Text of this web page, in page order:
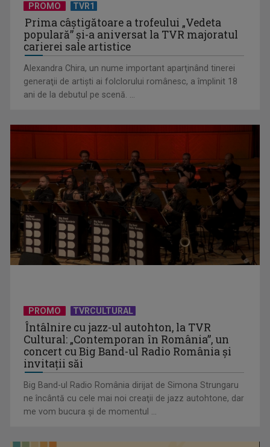
PROMO TVR1
Prima câştigătoare a trofeului „Vedeta
populară” şi-a aniversat la TVR majoratul
carierei sale artistice
Alexandra Chira, un nume important aparţinând tinerei
generaţii de artişti ai folclorului românesc, a împlinit 18
ani de la debutul pe scenă. ...
PROMO TVRCULTURAL
Întâlnire cu jazz-ul autohton, la TVR
Cultural: „Contemporan în România”, un
concert cu Big Band-ul Radio România şi
invitaţii săi
Big Band-ul Radio România dirijat de Simona Strungaru
ne încântă cu cele mai noi creaţii de jazz autohtone, dar
me vom bucura şi de momentul ...